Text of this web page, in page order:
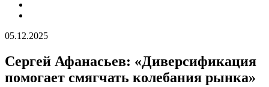
05.12.2025
Сергей Афанасьев: «Диверсификация
помогает смягчать колебания рынка»